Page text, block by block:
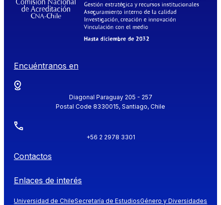
Encuéntranos en
Diagonal Paraguay 205 - 257
Postal Code 8330015, Santiago, Chile
+56 2 2978 3301
Contactos
Enlaces de interés
Universidad de ChileSecretaría de EstudiosGénero y Diversidades